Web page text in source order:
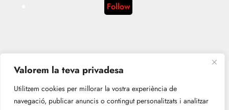
Valorem la teva privadesa
Utilitzem cookies per millorar la vostra experiència de
navegació, publicar anuncis o contingut personalitzats i analitzar
Follow